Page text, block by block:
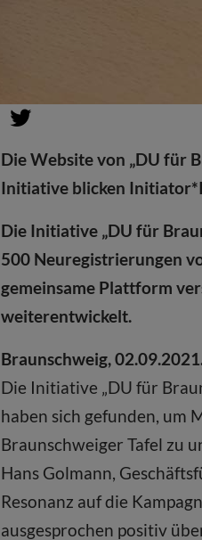
Die Website von „DU für
Initiative blicken
Die Initiative „DU für
500 Neuregistrierungen
gemeinsame Plattform
weiterentwickelt.
Braunschweig,
Die Initiative „DU für
haben sich gefunden, um
Braunschweiger Tafel zu
Hans Golmann,
Resonanz auf die
ausgesprochen positiv